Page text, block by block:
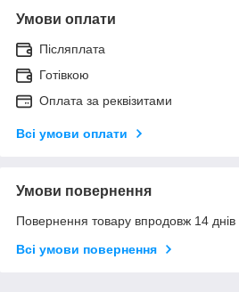
Умови оплати
Післяплата
Готівкою
Оплата за реквізитами
Всі умови оплати
Умови повернення
Повернення товару впродовж 14 днів
Всі умови повернення